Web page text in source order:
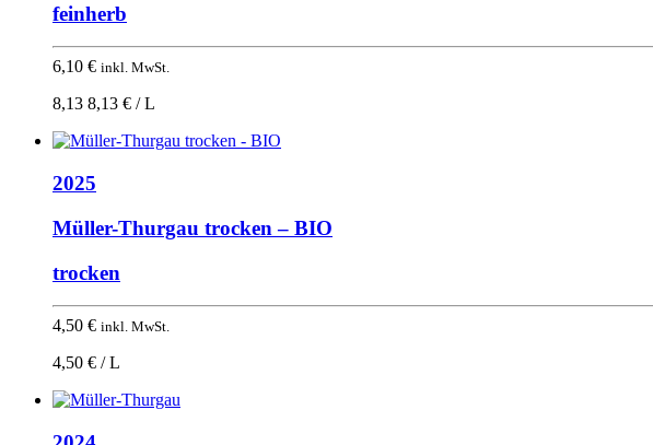
feinherb
6,10 € inkl. MwSt.
8,13 8,13 € / L
2025
Müller-Thurgau trocken – BIO
trocken
4,50 € inkl. MwSt.
4,50 € / L